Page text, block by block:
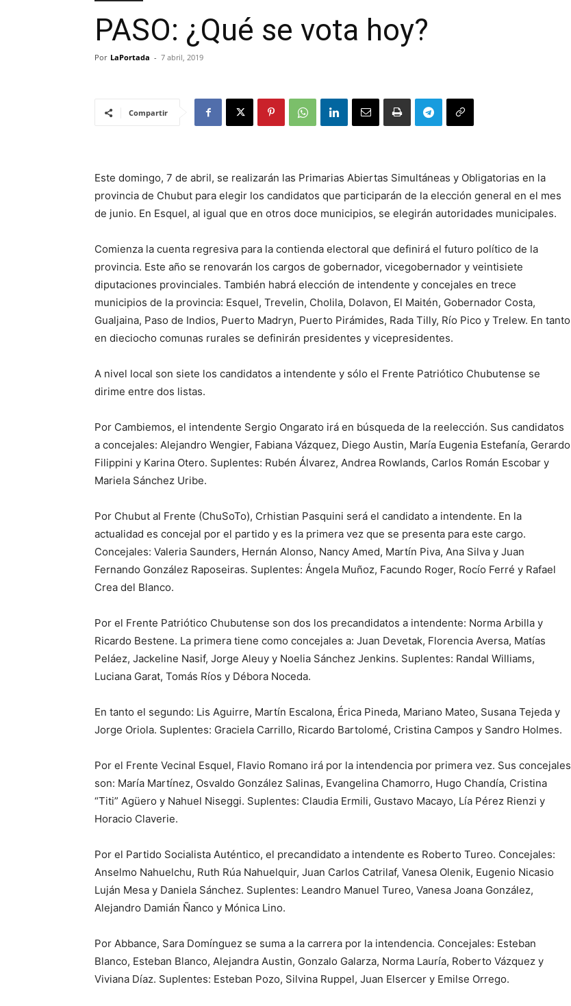
PASO: ¿Qué se vota hoy?
Por LaPortada - 7 abril, 2019
Compartir
Este domingo, 7 de abril, se realizarán las Primarias Abiertas Simultáneas y Obligatorias en la
provincia de Chubut para elegir los candidatos que participarán de la elección general en el mes
de junio. En Esquel, al igual que en otros doce municipios, se elegirán autoridades municipales.
Comienza la cuenta regresiva para la contienda electoral que definirá el futuro político de la
provincia. Este año se renovarán los cargos de gobernador, vicegobernador y veintisiete
diputaciones provinciales. También habrá elección de intendente y concejales en trece
municipios de la provincia: Esquel, Trevelin, Cholila, Dolavon, El Maitén, Gobernador Costa,
Gualjaina, Paso de Indios, Puerto Madryn, Puerto Pirámides, Rada Tilly, Río Pico y Trelew. En tanto
en dieciocho comunas rurales se definirán presidentes y vicepresidentes.
A nivel local son siete los candidatos a intendente y sólo el Frente Patriótico Chubutense se
dirime entre dos listas.
Por Cambiemos, el intendente Sergio Ongarato irá en búsqueda de la reelección. Sus candidatos
a concejales: Alejandro Wengier, Fabiana Vázquez, Diego Austin, María Eugenia Estefanía, Gerardo
Filippini y Karina Otero. Suplentes: Rubén Álvarez, Andrea Rowlands, Carlos Román Escobar y
Mariela Sánchez Uribe.
Por Chubut al Frente (ChuSoTo), Crhistian Pasquini será el candidato a intendente. En la
actualidad es concejal por el partido y es la primera vez que se presenta para este cargo.
Concejales: Valeria Saunders, Hernán Alonso, Nancy Amed, Martín Piva, Ana Silva y Juan
Fernando González Raposeiras. Suplentes: Ángela Muñoz, Facundo Roger, Rocío Ferré y Rafael
Crea del Blanco.
Por el Frente Patriótico Chubutense son dos los precandidatos a intendente: Norma Arbilla y
Ricardo Bestene. La primera tiene como concejales a: Juan Devetak, Florencia Aversa, Matías
Peláez, Jackeline Nasif, Jorge Aleuy y Noelia Sánchez Jenkins. Suplentes: Randal Williams,
Luciana Garat, Tomás Ríos y Débora Noceda.
En tanto el segundo: Lis Aguirre, Martín Escalona, Érica Pineda, Mariano Mateo, Susana Tejeda y
Jorge Oriola. Suplentes: Graciela Carrillo, Ricardo Bartolomé, Cristina Campos y Sandro Holmes.
Por el Frente Vecinal Esquel, Flavio Romano irá por la intendencia por primera vez. Sus concejales
son: María Martínez, Osvaldo González Salinas, Evangelina Chamorro, Hugo Chandía, Cristina
“Titi” Agüero y Nahuel Niseggi. Suplentes: Claudia Ermili, Gustavo Macayo, Lía Pérez Rienzi y
Horacio Claverie.
Por el Partido Socialista Auténtico, el precandidato a intendente es Roberto Tureo. Concejales:
Anselmo Nahuelchu, Ruth Rúa Nahuelquir, Juan Carlos Catrilaf, Vanesa Olenik, Eugenio Nicasio
Luján Mesa y Daniela Sánchez. Suplentes: Leandro Manuel Tureo, Vanesa Joana González,
Alejandro Damián Ñanco y Mónica Lino.
Por Abbance, Sara Domínguez se suma a la carrera por la intendencia. Concejales: Esteban
Blanco, Esteban Blanco, Alejandra Austin, Gonzalo Galarza, Norma Lauría, Roberto Vázquez y
Viviana Díaz. Suplentes: Esteban Pozo, Silvina Ruppel, Juan Elsercer y Emilse Orrego.